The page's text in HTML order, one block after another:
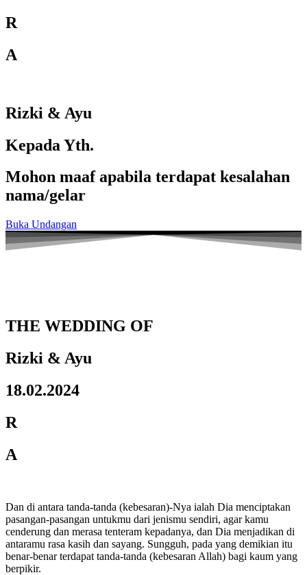
R
A
Rizki & Ayu
Kepada Yth.
Mohon maaf apabila terdapat kesalahan
nama/gelar
Buka Undangan
THE WEDDING OF
Rizki & Ayu
18.02.2024
R
A
Dan di antara tanda-tanda (kebesaran)-Nya ialah Dia menciptakan
pasangan-pasangan untukmu dari jenismu sendiri, agar kamu
cenderung dan merasa tenteram kepadanya, dan Dia menjadikan di
antaramu rasa kasih dan sayang. Sungguh, pada yang demikian itu
benar-benar terdapat tanda-tanda (kebesaran Allah) bagi kaum yang
berpikir.